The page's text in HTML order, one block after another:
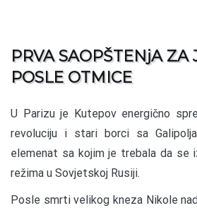
PRVA SAOPŠTENjA ZA
POSLE OTMICE
U Parizu je Kutepov energično
revoluciju i stari borci sa
elemenat sa kojim je trebala da se
režima u Sovjetskoj Rusiji.
Posle smrti velikog kneza Nikole